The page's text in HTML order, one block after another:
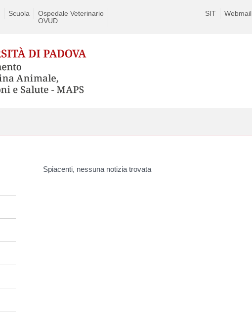
Scuola
Ospedale Veterinario
OVUD
SIT Webmail
Spiacenti, nessuna notizia trovata